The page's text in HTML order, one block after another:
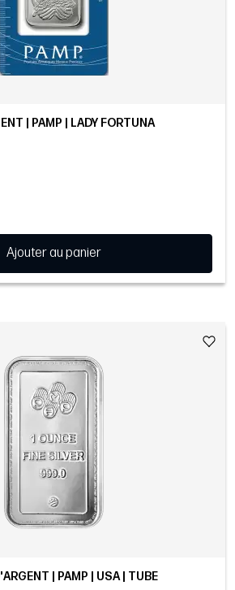
1 OZ LINGOT D'ARGENT | PAMP | LADY FORTUNA
Ajouter au panier
| PAMP | USA | TUBE